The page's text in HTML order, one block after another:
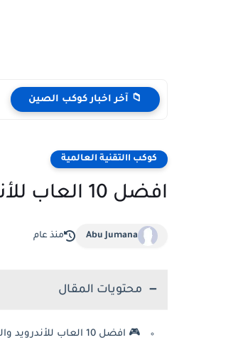
📁 آخر اخبار كوكب الصين
كوكب االتقنية العالمية
افضل 10 العاب للأندرويد والايفون أصلية لعام 2026
Abu Jumana منذ عام
محتويات المقال
🎮 افضل 10 العاب للأندرويد والايفون أصلية لعام 2026